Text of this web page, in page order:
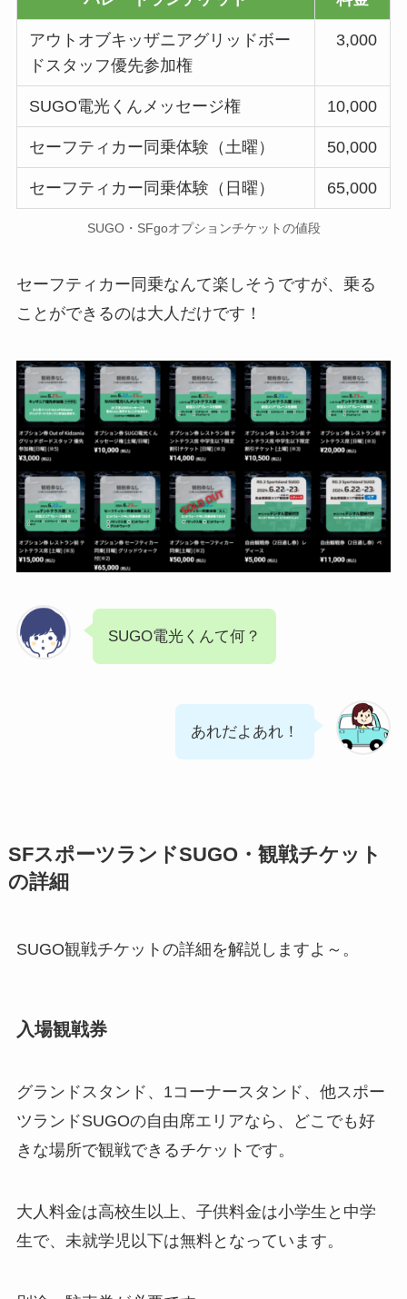
アウトオブキッザニアグリッドボー
ドスタッフ優先参加権
3,000
SUGO電光くんメッセージ権 10,000
セーフティカー同乗体験（土曜） 50,000
セーフティカー同乗体験（日曜） 65,000
SUGO・SFgoオプションチケットの値段
セーフティカー同乗なんて楽しそうですが、乗る
ことができるのは大人だけです！
SUGO電光くんて何？
あれだよあれ！
SFスポーツランドSUGO・観戦チケット
の詳細
SUGO観戦チケットの詳細を解説しますよ～。
入場観戦券
グランドスタンド、1コーナースタンド、他スポー
ツランドSUGOの自由席エリアなら、どこでも好
きな場所で観戦できるチケットです。
大人料金は高校生以上、子供料金は小学生と中学
生で、未就学児以下は無料となっています。